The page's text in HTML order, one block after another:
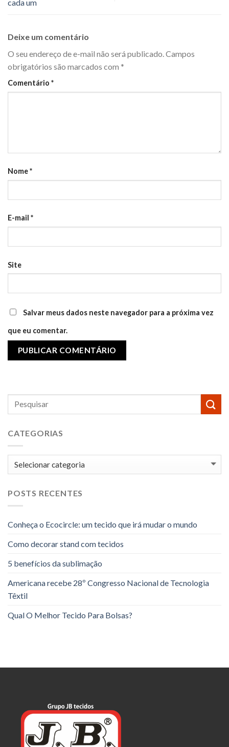
CATEGORIAS
Categorias
POSTS RECENTES
Conheça o Ecocircle: um tecido que irá mudar o mundo
Como decorar stand com tecidos
5 benefícios da sublimação
Americana recebe 28º Congresso Nacional de Tecnologia
Têxtil
Qual O Melhor Tecido Para Bolsas?
cada um
Deixe um comentário
O seu endereço de e-mail não será publicado.Campos
obrigatórios são marcados com *
Comentário *
Nome*
E-mail *
Site
Salvar meus dados neste navegador para a próxima vez
que eu comentar.